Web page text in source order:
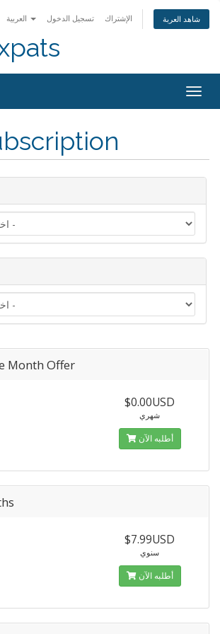
تسجيل الدخول الإشتراك شاهد العربة
Month Offer
$0.00USD
شهري
أطلبه الآن
$7.99USD
سنوي
أطلبه الآن